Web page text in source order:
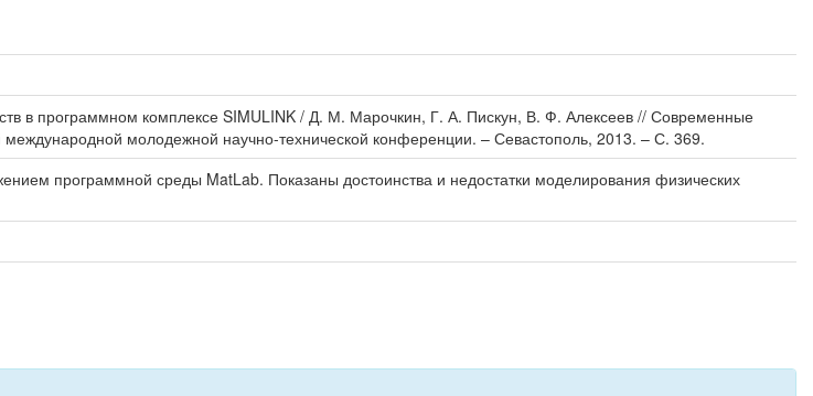
в программном комплексе SIMULINK / Д. М. Марочкин, Г. А. Пискун, В. Ф. Алексеев // Современные
молодежной научно-технической конференции. – Севастополь, 2013. – С. 369.
программной среды MatLab. Показаны достоинства и недостатки моделирования физических